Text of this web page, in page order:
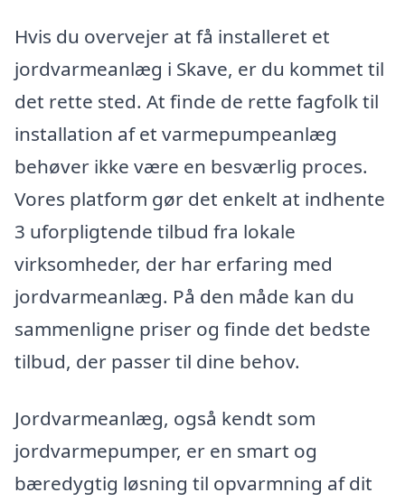
Hvis du overvejer at få installeret et
jordvarmeanlæg i Skave, er du kommet til
det rette sted. At finde de rette fagfolk til
installation af et varmepumpeanlæg
behøver ikke være en besværlig proces.
Vores platform gør det enkelt at indhente
3 uforpligtende tilbud fra lokale
virksomheder, der har erfaring med
jordvarmeanlæg. På den måde kan du
sammenligne priser og finde det bedste
tilbud, der passer til dine behov.
Jordvarmeanlæg, også kendt som
jordvarmepumper, er en smart og
bæredygtig løsning til opvarmning af dit